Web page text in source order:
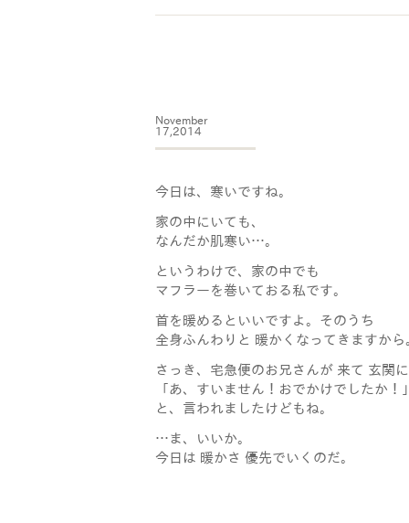
November
17,2014
今日は、寒いですね。
家の中にいても、
なんだか肌寒い…。
というわけで、家の中でも
マフラーを巻いておる私です。
首を暖めるといいですよ。そのうち
全身ふんわりと 暖かくなってきますから
さっき、宅急便のお兄さんが 来て 玄関
「あ、すいません！おでかけでしたか！
と、言われましたけどもね。
…ま、いいか。
今日は 暖かさ 優先でいくのだ。